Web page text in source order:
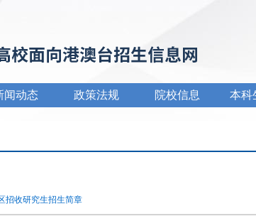
闻动态 政策法规 院校信息 本科
招收研究生招生简章